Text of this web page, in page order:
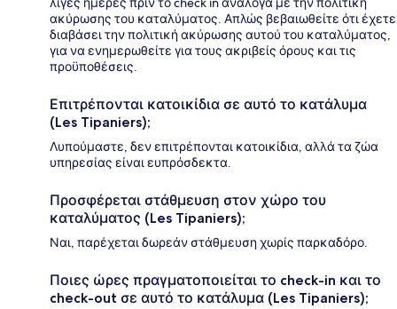
ακύρωσης του καταλύματος. Απλώς βεβαιωθείτε ότι έχετε
διαβάσει την πολιτική ακύρωσης αυτού του καταλύματος,
για να ενημερωθείτε για τους ακριβείς όρους και τις
προϋποθέσεις.
Επιτρέπονται κατοικίδια σε αυτό το κατάλυμα
(Les Tipaniers);
Λυπούμαστε, δεν επιτρέπονται κατοικίδια, αλλά τα ζώα
υπηρεσίας είναι ευπρόσδεκτα.
Προσφέρεται στάθμευση στον χώρο του
καταλύματος (Les Tipaniers);
Ναι, παρέχεται δωρεάν στάθμευση χωρίς παρκαδόρο.
Ποιες ώρες πραγματοποιείται το check-in και το
check-out σε αυτό το κατάλυμα (Les Tipaniers);